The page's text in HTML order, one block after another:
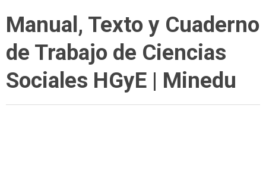
Manual, Texto y Cuaderno
de Trabajo de Ciencias
Sociales HGyE | Minedu